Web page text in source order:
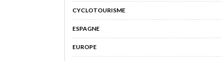
CYCLOTOURISME
ESPAGNE
EUROPE